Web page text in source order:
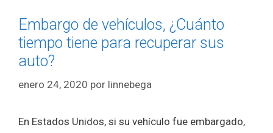
Embargo de vehículos, ¿Cuánto
tiempo tiene para recuperar sus
auto?
enero 24, 2020 por linnebega
En Estados Unidos, si su vehículo fue embargado,